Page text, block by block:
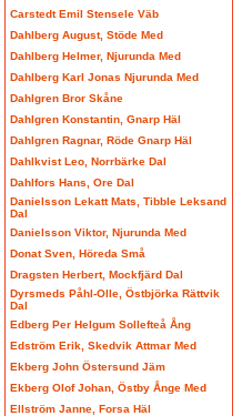
Carstedt Emil Stensele Väb
Dahlberg August, Stöde Med
Dahlberg Helmer, Njurunda Med
Dahlberg Karl Jonas Njurunda Med
Dahlgren Bror Skåne
Dahlgren Konstantin, Gnarp Häl
Dahlgren Ragnar, Röde Gnarp Häl
Dahlkvist Leo, Norrbärke Dal
Dahlfors Hans, Ore Dal
Danielsson Lekatt Mats, Tibble Leksand
Dal
Danielsson Viktor, Njurunda Med
Donat Sven, Höreda Små
Dragsten Herbert, Mockfjärd Dal
Dyrsmeds Påhl-Olle, Östbjörka Rättvik
Dal
Edberg Per Helgum Sollefteå Ång
Edström Erik, Skedvik Attmar Med
Ekberg John Östersund Jäm
Ekberg Olof Johan, Östby Ånge Med
Ellström Janne, Forsa Häl